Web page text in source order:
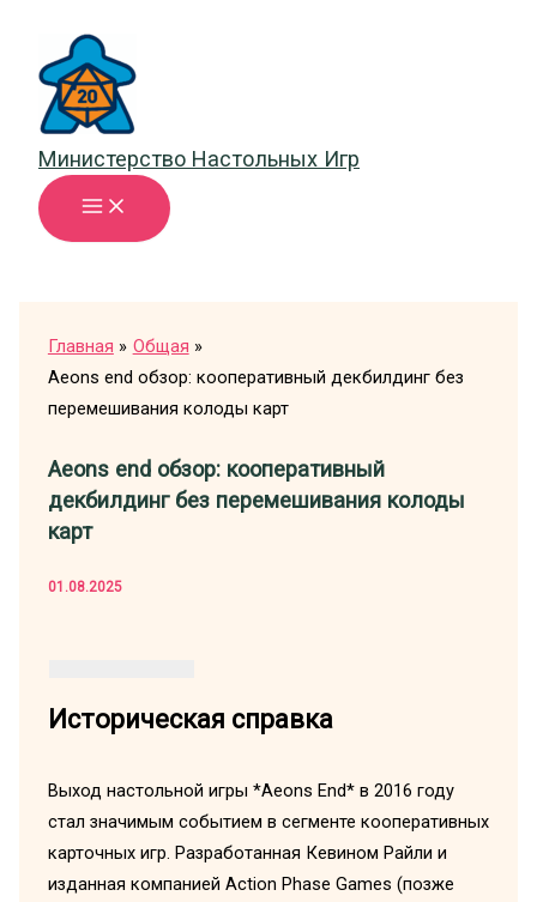
содержимому
Министерство Настольных Игр
Главная
Общая
Aeons end обзор: кооперативный декбилдинг без
перемешивания колоды карт
Aeons end обзор: кооперативный
декбилдинг без перемешивания колоды
карт
01.08.2025
Историческая справка
Выход настольной игры *Aeons End* в 2016 году
стал значимым событием в сегменте кооперативных
карточных игр. Разработанная Кевином Райли и
изданная компанией Action Phase Games (позже